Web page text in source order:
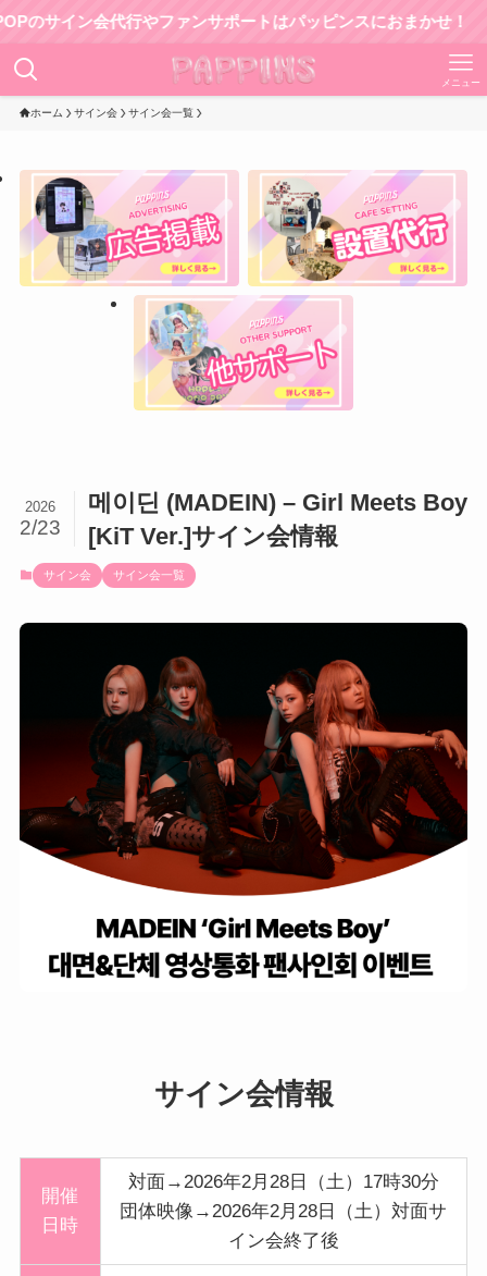
ン会代行やファンサポートはパッピンスにおまかせ！
メニュー
ホーム サイン会 サイン会一覧
메이딘 (MADEIN) – Girl Meets Boy
[KiT Ver.]サイン会情報
2026
2/23
サイン会 サイン会一覧
サイン会情報
開催
日時
対面→2026年2月28日（土）17時30分
団体映像→2026年2月28日（土）対面サ
イン会終了後